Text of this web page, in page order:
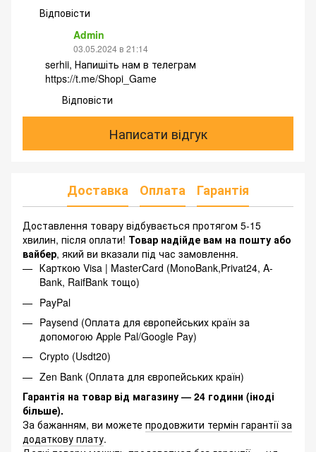
Відповісти
Admin
03.05.2024 в 21:14
serhii, Напишіть нам в телеграм
https://t.me/Shopi_Game
Відповісти
Написати відгук
Доставка Оплата Гарантія
Доставлення товару відбувається протягом 5-15
хвилин, після оплати! Товар надійде вам на пошту або
вайбер, який ви вказали під час замовлення.
Карткою Visa | MasterCard (MonoBank,Privat24, A-
Bank, RaifBank тощо)
PayPal
Paysend (Оплата для європейських країн за
допомогою Apple Pal/Google Pay)
Crypto (Usdt20)
Zen Bank (Оплата для європейських країн)
Гарантія на товар від магазину — 24 години (іноді
більше).
За бажанням, ви можете продовжити термін гарантії за
додаткову плату.